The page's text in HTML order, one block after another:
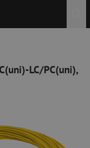
LC/PC(uni),